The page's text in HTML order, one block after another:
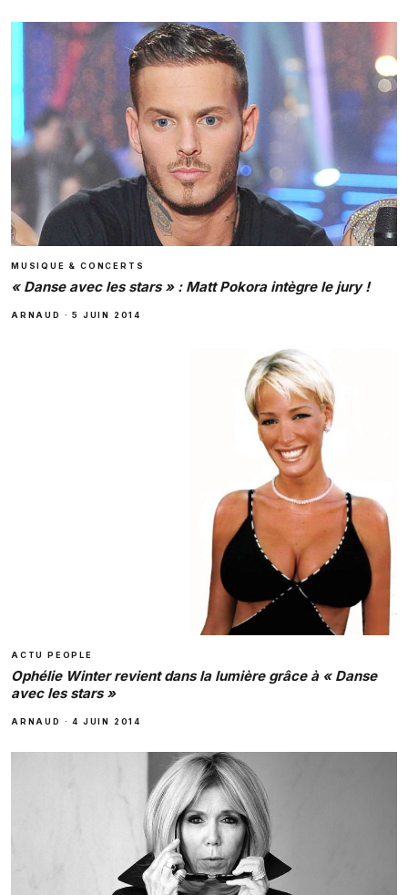
MUSIQUE & CONCERTS
« Danse avec les stars » : Matt Pokora intègre le jury !
ARNAUD ·5 JUIN 2014
ACTU PEOPLE
Ophélie Winter revient dans la lumière grâce à « Danse
avec les stars »
ARNAUD ·4 JUIN 2014